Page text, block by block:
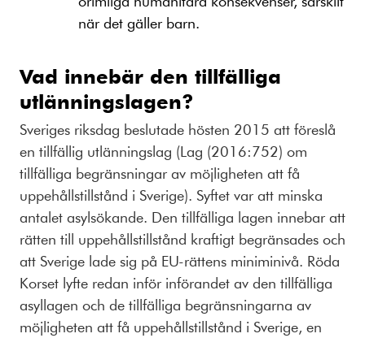
när det gäller barn.
Vad innebär den tillfälliga
utlänningslagen?
Sveriges riksdag beslutade hösten 2015 att föreslå
en tillfällig utlänningslag (Lag (2016:752) om
tillfälliga begränsningar av möjligheten att få
uppehållstillstånd i Sverige). Syftet var att minska
antalet asylsökande. Den tillfälliga lagen innebar att
rätten till uppehållstillstånd kraftigt begränsades och
att Sverige lade sig på EU-rättens miniminivå. Röda
Korset lyfte redan inför införandet av den tillfälliga
asyllagen och de tillfälliga begränsningarna av
möjligheten att få uppehållstillstånd i Sverige, en